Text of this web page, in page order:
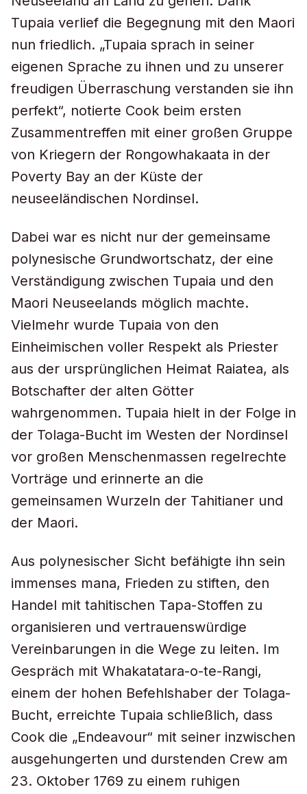
Tupaia verlief die Begegnung mit den Maori
nun friedlich. „Tupaia sprach in seiner
eigenen Sprache zu ihnen und zu unserer
freudigen Überraschung verstanden sie ihn
perfekt“, notierte Cook beim ersten
Zusammentreffen mit einer großen Gruppe
von Kriegern der Rongowhakaata in der
Poverty Bay an der Küste der
neuseeländischen Nordinsel.
Dabei war es nicht nur der gemeinsame
polynesische Grundwortschatz, der eine
Verständigung zwischen Tupaia und den
Maori Neuseelands möglich machte.
Vielmehr wurde Tupaia von den
Einheimischen voller Respekt als Priester
aus der ursprünglichen Heimat Raiatea, als
Botschafter der alten Götter
wahrgenommen. Tupaia hielt in der Folge in
der Tolaga-Bucht im Westen der Nordinsel
vor großen Menschenmassen regelrechte
Vorträge und erinnerte an die
gemeinsamen Wurzeln der Tahitianer und
der Maori.
Aus polynesischer Sicht befähigte ihn sein
immenses mana, Frieden zu stiften, den
Handel mit tahitischen Tapa-Stoffen zu
organisieren und vertrauenswürdige
Vereinbarungen in die Wege zu leiten. Im
Gespräch mit Whakatatara-o-te-Rangi,
einem der hohen Befehlshaber der Tolaga-
Bucht, erreichte Tupaia schließlich, dass
Cook die „Endeavour“ mit seiner inzwischen
ausgehungerten und durstenden Crew am
23. Oktober 1769 zu einem ruhigen